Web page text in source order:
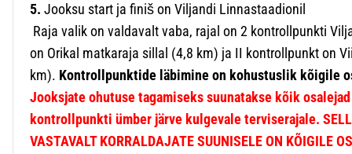
5. Jooksu start ja finiš on Viljandi Linnastaadionil
Raja valik on valdavalt vaba, rajal on 2 kontrollpunkti
on Orikal matkaraja sillal (4,8 km) ja II kontrollpunkt on
km). Kontrollpunktide läbimine on kohustuslik kõigile
Jooksjate ohutuse tagamiseks suunatakse kõik
kontrollpunkti ümber järve kulgevale terviserajale.
VASTAVALT KORRALDAJATE SUUNISELE ON KÕIGILE